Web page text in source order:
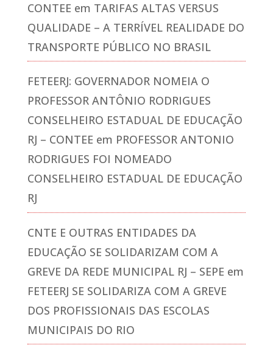
CONTEE em TARIFAS ALTAS VERSUS
QUALIDADE – A TERRÍVEL REALIDADE DO
TRANSPORTE PÚBLICO NO BRASIL
FETEERJ: GOVERNADOR NOMEIA O
PROFESSOR ANTÔNIO RODRIGUES
CONSELHEIRO ESTADUAL DE EDUCAÇÃO
RJ – CONTEE em PROFESSOR ANTONIO
RODRIGUES FOI NOMEADO
CONSELHEIRO ESTADUAL DE EDUCAÇÃO
RJ
CNTE E OUTRAS ENTIDADES DA
EDUCAÇÃO SE SOLIDARIZAM COM A
GREVE DA REDE MUNICIPAL RJ – SEPE em
FETEERJ SE SOLIDARIZA COM A GREVE
DOS PROFISSIONAIS DAS ESCOLAS
MUNICIPAIS DO RIO